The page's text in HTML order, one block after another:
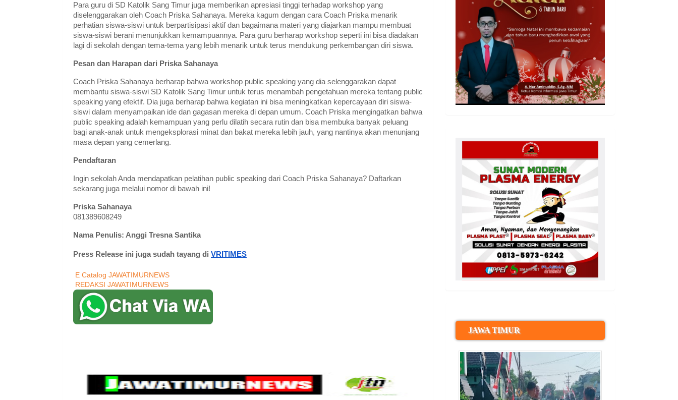
Para guru di SD Katolik Sang Timur juga memberikan apresiasi tinggi terhadap workshop yang
diselenggarakan oleh Coach Priska Sahanaya. Mereka kagum dengan cara Coach Priska menarik
perhatian siswa-siswi untuk berpartisipasi aktif dan bagaimana materi yang diajarkan mampu membuat
siswa-siswi berani menunjukkan kemampuannya. Para guru berharap workshop seperti ini bisa diadakan
lagi di sekolah dengan tema-tema yang lebih menarik untuk terus mendukung perkembangan diri siswa.
Pesan dan Harapan dari Priska Sahanaya
Coach Priska Sahanaya berharap bahwa workshop public speaking yang dia selenggarakan dapat
membantu siswa-siswi SD Katolik Sang Timur untuk terus menambah pengetahuan mereka tentang public
speaking yang efektif. Dia juga berharap bahwa kegiatan ini bisa meningkatkan kepercayaan diri siswa-
siswi dalam menyampaikan ide dan gagasan mereka di depan umum. Coach Priska mengingatkan bahwa
public speaking adalah kemampuan yang perlu dilatih secara rutin dan bisa membuka banyak peluang
bagi anak-anak untuk mengeksplorasi minat dan bakat mereka lebih jauh, yang nantinya akan menunjang
masa depan yang cemerlang.
Pendaftaran
Ingin sekolah Anda mendapatkan pelatihan public speaking dari Coach Priska Sahanaya? Daftarkan
sekarang juga melalui nomor di bawah ini!
Priska Sahanaya
081389608249
Nama Penulis: Anggi Tresna Santika
Press Release ini juga sudah tayang di VRITIMES
E Catalog JAWATIMURNEWS
REDAKSI JAWATIMURNEWS
JAWA TIMUR